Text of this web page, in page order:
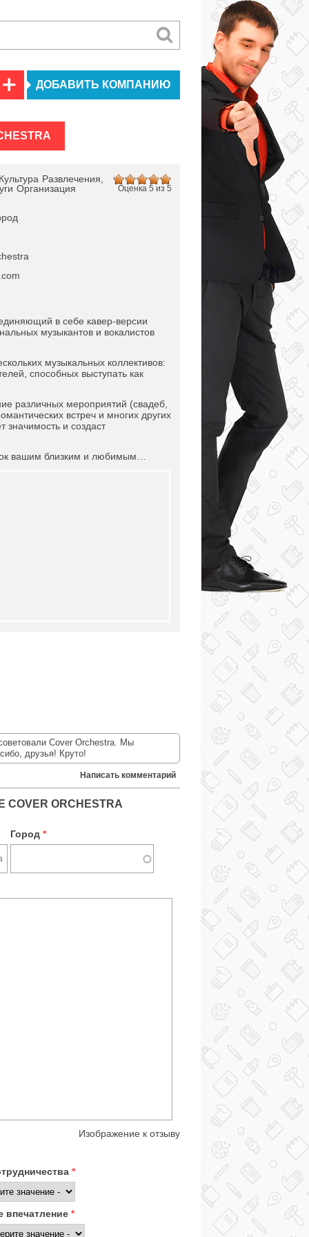
ДОБАВИТЬ КОМПАНИЮ
Оценка 5 из 5
Развлечения,
Организация
в себе кавер-версии
музыкантов и вокалистов
музыкальных коллективов:
способных выступать как
различных мероприятий (свадеб,
встреч и многих других
и создаст
вашим близким и любимым…
Cover Orchestra. Мы
друзья! Круто!
Написать комментарий
ORCHESTRA
Город *
Изображение к отзыву
*
впечатление *